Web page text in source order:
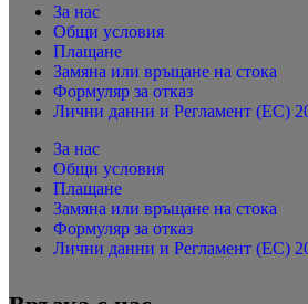
За нас
Общи условия
Плащане
Замяна или връщане на стока
Формуляр за отказ
Лични данни и Регламент (ЕС)
За нас
Общи условия
Плащане
Замяна или връщане на стока
Формуляр за отказ
Лични данни и Регламент (ЕС)